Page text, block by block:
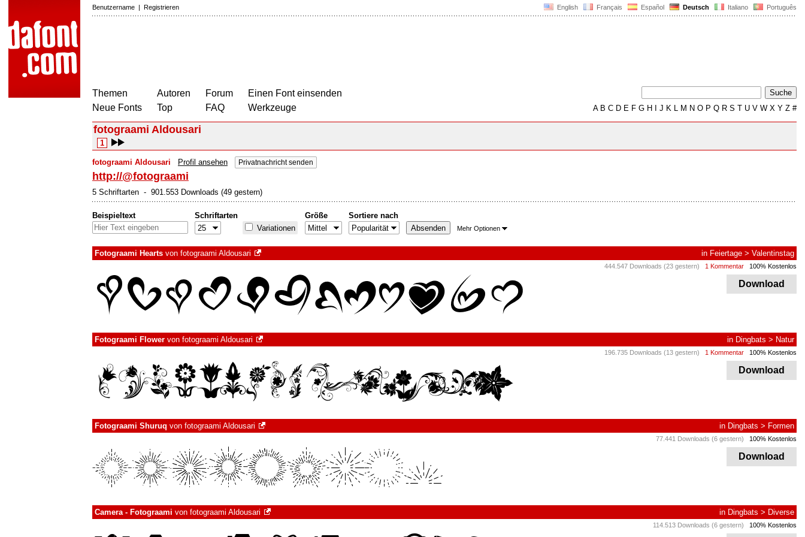
English Français Español Deutsch Italiano Português
Benutzername | Registrieren
Themen
Neue Fonts
Autoren
Top
Forum
FAQ
Einen Font einsenden
Werkzeuge
AB C D E F G H J K L M N O P Q R S T U V W X Y Z #
fotograami Aldousari
1
fotograami Aldousari Profil ansehen Privatnachricht senden
http://@fotograami
5 Schriftarten - 901.553 Downloads (49 gestern)
Beispieltext
Schriftarten
Variationen
Größe Sortiere nach
Mehr Optionen
Fotograami Hearts von fotograami Aldousari in Feiertage > Valentinstag
444.547 Downloads (23 gestern) 1 Kommentar 100% Kostenlos
Download
Fotograami Flower von fotograami Aldousari in Dingbats > Natur
196.735 Downloads (13 gestern) 1 Kommentar 100% Kostenlos
Download
Fotograami Shuruq von fotograami Aldousari in Dingbats > Formen
77.441 Downloads (6 gestern) 100% Kostenlos
Download
Camera - Fotograami von fotograami Aldousari in Dingbats > Diverse
114.513 Downloads (6 gestern) 100% Kostenlos